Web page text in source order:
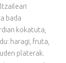
bada
kokatuta,
haragi, fruta,
platerak.